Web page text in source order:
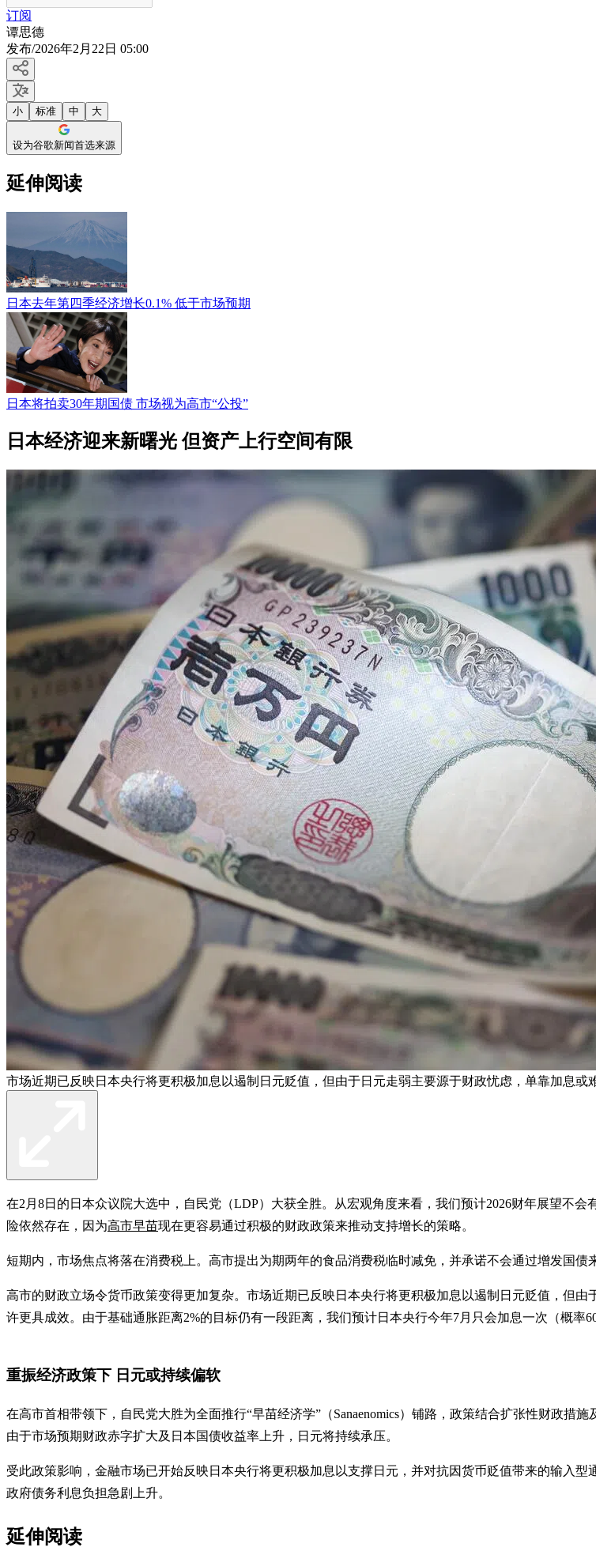
订阅
谭思德
发布/2026年2月22日 05:00
小 标准 中 大
设为谷歌新闻首选来源
延伸阅读
日本去年第四季经济增长0.1% 低于市场预期
日本将拍卖30年期国债 市场视为高市“公投”
日本经济迎来新曙光 但资产上行空间有限
市场近期已反映日本央行将更积极加息以遏制日元贬值，但由于日元走弱主要源于财政忧虑，单靠加息或
在2月8日的日本众议院大选中，自民党（LDP）大获全胜。从宏观角度来看，我们预计2026财年展望不
险依然存在，因为高市早苗现在更容易通过积极的财政政策来推动支持增长的策略。
短期内，市场焦点将落在消费税上。高市提出为期两年的食品消费税临时减免，并承诺不会通过增发国债
高市的财政立场令货币政策变得更加复杂。市场近期已反映日本央行将更积极加息以遏制日元贬值，但
许更具成效。由于基础通胀距离2%的目标仍有一段距离，我们预计日本央行今年7月只会加息一次（概率
重振经济政策下 日元或持续偏软
在高市首相带领下，自民党大胜为全面推行“早苗经济学”（Sanaenomics）铺路，政策结合扩张性财政措
由于市场预期财政赤字扩大及日本国债收益率上升，日元将持续承压。
受此政策影响，金融市场已开始反映日本央行将更积极加息以支撑日元，并对抗因货币贬值带来的输入
政府债务利息负担急剧上升。
延伸阅读